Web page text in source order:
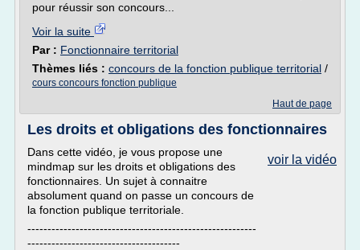
pour réussir son concours...
Voir la suite
Par : Fonctionnaire territorial
Thèmes liés : concours de la fonction publique territorial /
cours concours fonction publique
Haut de page
Les droits et obligations des fonctionnaires
voir la vidéo
Dans cette vidéo, je vous propose une
mindmap sur les droits et obligations des
fonctionnaires. Un sujet à connaitre
absolument quand on passe un concours de
la fonction publique territoriale.
---------------------------------------------------------
--------------------------------------